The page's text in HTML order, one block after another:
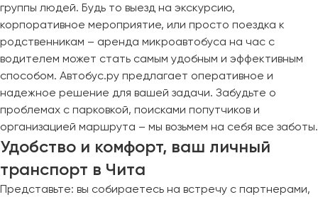
группы людей. Будь то выезд на экскурсию,
корпоративное мероприятие, или просто поездка к
родственникам – аренда микроавтобуса на час с
водителем может стать самым удобным и эффективным
способом. Автобус.ру предлагает оперативное и
надежное решение для вашей задачи. Забудьте о
проблемах с парковкой, поисками попутчиков и
организацией маршрута – мы возьмем на себя все заботы.
Удобство и комфорт, ваш личный
транспорт в Чита
Представьте: вы собираетесь на встречу с партнерами,